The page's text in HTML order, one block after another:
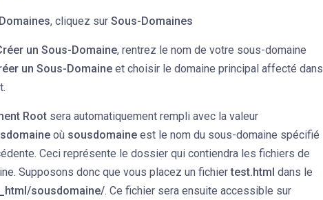
Domaines, cliquez sur Sous-Domaines
un Sous-Domaine, rentrez le nom de votre sous-domaine
un Sous-Domaine et choisir le domaine principal affecté dans
Root sera automatiquement rempli avec la valeur
où sousdomaine est le nom du sous-domaine spécifié
Ceci représente le dossier qui contiendra les fichiers de
Supposons donc que vous placez un fichiertest.html dans le
sousdomaine/. Ce fichier sera ensuite accessible sur